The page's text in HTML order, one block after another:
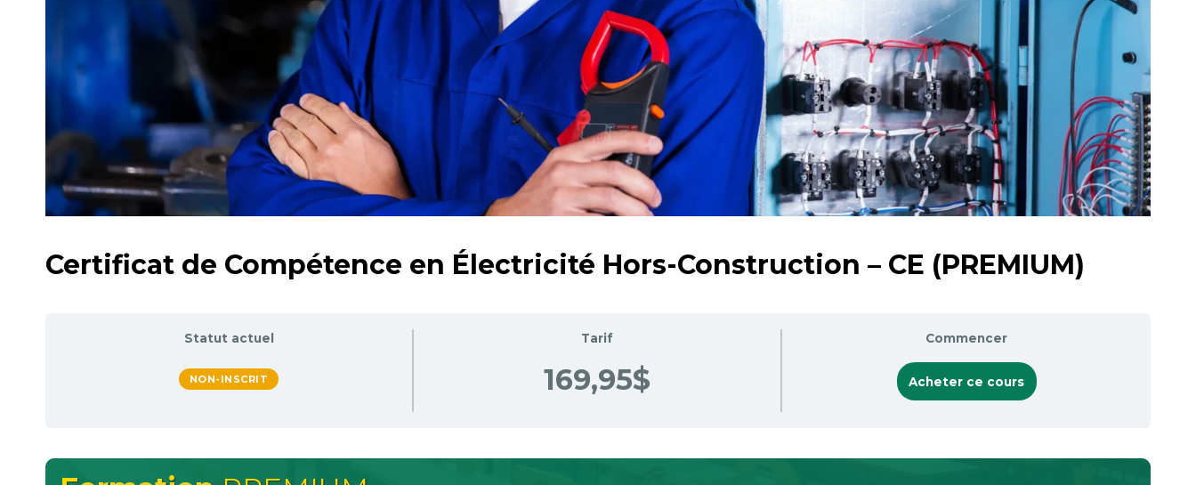
Certificat de Compétence en Électricité Hors-Construction – CE (PREMIUM)
Statut actuel
NON-INSCRIT
Tarif
169,95$
Commencer
Acheter ce cours